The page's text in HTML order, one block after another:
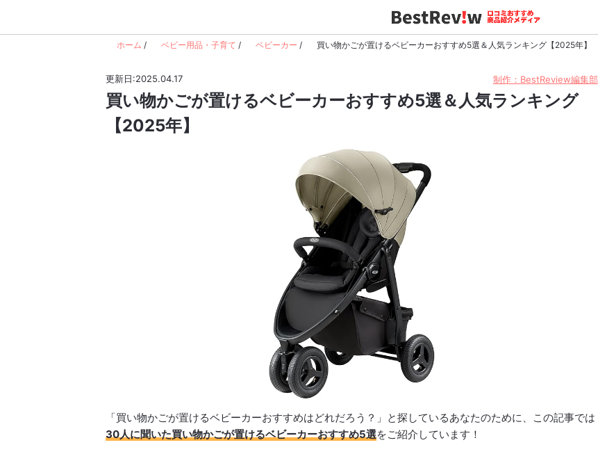
ホーム / ベビー用品・子育て / ベビーカー / 買い物かごが置けるベビーカーおすすめ5選＆人気ランキング【2025年】
更新日:2025.04.17 制作：BestReview編集部
買い物かごが置けるベビーカーおすすめ5選＆人気ランキング
【2025年】
「買い物かごが置けるベビーカーおすすめはどれだろう？」と探しているあなたのために、この記事では
30人に聞いた買い物かごが置けるベビーカーおすすめ5選をご紹介しています！